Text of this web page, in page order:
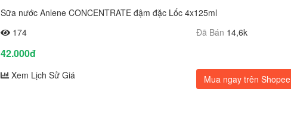
Sữa nước Anlene CONCENTRATE đậm đặc Lốc 4x125ml
174
Đã Bán 14,6k
42.000đ
Xem Lịch Sử Giá Mua ngay trên Shopee